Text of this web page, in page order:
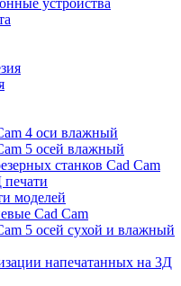
устройства
4 оси влажный
5 осей влажный
станков Cad Cam
моделей
Cad Cam
5 осей сухой и влажный
напечатанных на 3Д